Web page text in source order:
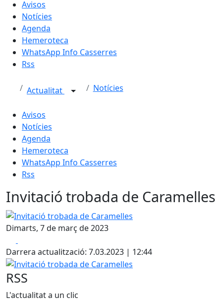
Avisos
Notícies
Agenda
Hemeroteca
WhatsApp Info Casserres
Rss
Actualitat Notícies
Avisos
Notícies
Agenda
Hemeroteca
WhatsApp Info Casserres
Rss
Invitació trobada de Caramelles
Invitació trobada de Caramelles
Dimarts, 7 de març de 2023
Darrera actualització: 7.03.2023 | 12:44
Invitació trobada de Caramelles
RSS
L'actualitat a un clic